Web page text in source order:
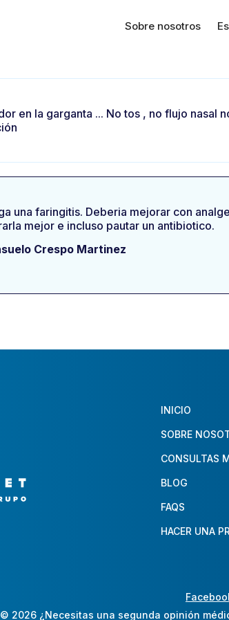
Sobre nosotros
en la garganta ... No tos , no flujo
una faringitis. Deberia mejorar con
mejor e incluso pautar un antibiotico.
Crespo Martinez
INICIO
SOBRE
CONSULTAS
BLOG
FAQS
HACER UNA
© 2026 ¿Necesitas una segunda opinión